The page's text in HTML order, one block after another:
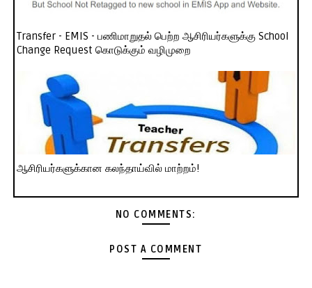
Transfer - EMIS - பணிமாறுதல் பெற்ற ஆசிரியர்களுக்கு School
Change Request கொடுக்கும் வழிமுறை
ஆசிரியர்களுக்கான கலந்தாய்வில் மாற்றம்!
NO COMMENTS:
POST A COMMENT